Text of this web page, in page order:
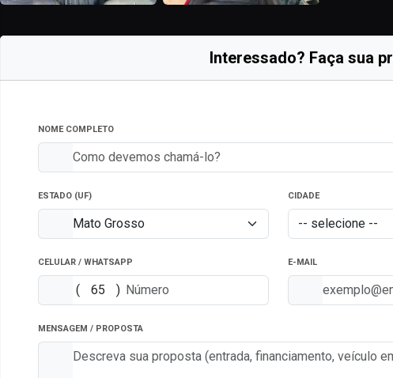
Interessado? Faça sua
NOME COMPLETO
ESTADO (UF) CIDADE
CELULAR / WHATSAPP
( )
E-MAIL
MENSAGEM / PROPOSTA